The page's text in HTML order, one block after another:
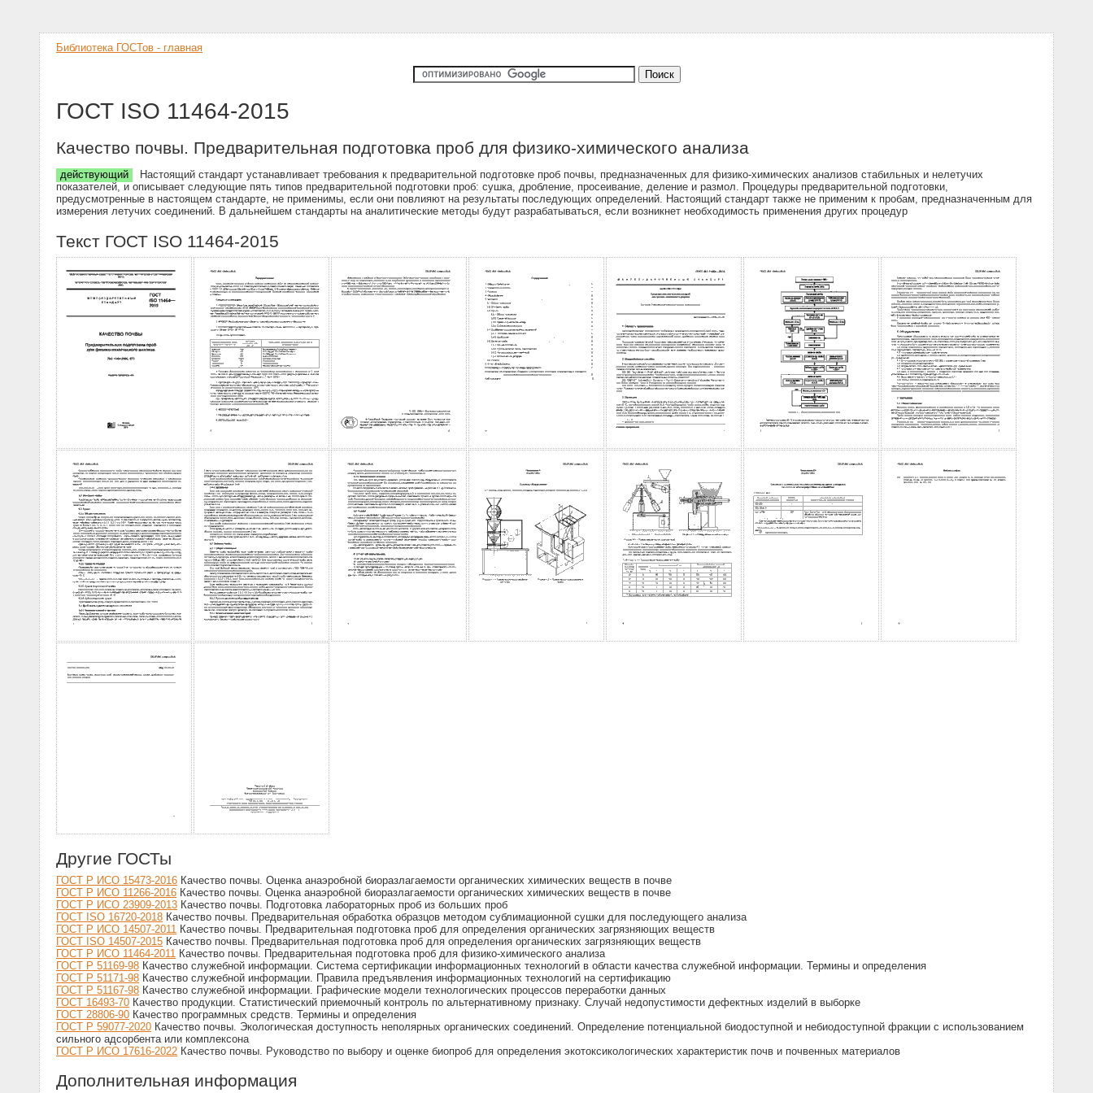
Библиотека ГОСТов - главная
ГОСТ ISO 11464-2015
Качество почвы. Предварительная подготовка проб для физико-химического анализа
действующий
Настоящий стандарт устанавливает требования к предварительной подготовке проб почвы, предназначенных для физико-химических анализов стабильных и нелетучих
показателей, и описывает следующие пять типов предварительной подготовки проб: сушка, дробление, просеивание, деление и размол. Процедуры предварительной подготовки,
предусмотренные в настоящем стандарте, не применимы, если они повлияют на результаты последующих определений. Настоящий стандарт также не применим к пробам, предназначенным для
измерения летучих соединений. В дальнейшем стандарты на аналитические методы будут разрабатываться, если возникнет необходимость применения других процедур
Текст ГОСТ ISO 11464-2015
Другие ГОСТы
ГОСТ Р ИСО 15473-2016 Качество почвы. Оценка анаэробной биоразлагаемости органических химических веществ в почве
ГОСТ Р ИСО 11266-2016 Качество почвы. Оценка анаэробной биоразлагаемости органических химических веществ в почве
ГОСТ Р ИСО 23909-2013 Качество почвы. Подготовка лабораторных проб из больших проб
ГОСТ ISO 16720-2018 Качество почвы. Предварительная обработка образцов методом сублимационной сушки для последующего анализа
ГОСТ Р ИСО 14507-2011 Качество почвы. Предварительная подготовка проб для определения органических загрязняющих веществ
ГОСТ ISO 14507-2015 Качество почвы. Предварительная подготовка проб для определения органических загрязняющих веществ
ГОСТ Р ИСО 11464-2011 Качество почвы. Предварительная подготовка проб для физико-химического анализа
ГОСТ Р 51169-98 Качество служебной информации. Система сертификации информационных технологий в области качества служебной информации. Термины и определения
ГОСТ Р 51171-98 Качество служебной информации. Правила предъявления информационных технологий на сертификацию
ГОСТ Р 51167-98 Качество служебной информации. Графические модели технологических процессов переработки данных
ГОСТ 16493-70 Качество продукции. Статистический приемочный контроль по альтернативному признаку. Случай недопустимости дефектных изделий в выборке
ГОСТ 28806-90 Качество программных средств. Термины и определения
ГОСТ Р 59077-2020 Качество почвы. Экологическая доступность неполярных органических соединений. Определение потенциальной биодоступной и небиодоступной фракции с использованием
сильного адсорбента или комплексона
ГОСТ Р ИСО 17616-2022 Качество почвы. Руководство по выбору и оценке биопроб для определения экотоксикологических характеристик почв и почвенных материалов
Дополнительная информация